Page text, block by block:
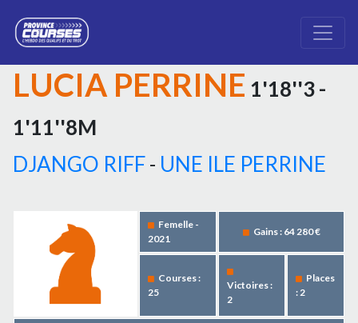
LUCIA PERRINE 1'18''3 -
1'11''8M
DJANGO RIFF- UNE ILE PERRINE
Femelle -
2021
Gains : 64 280 €
Courses :
25
Victoires :
2
Places
: 2